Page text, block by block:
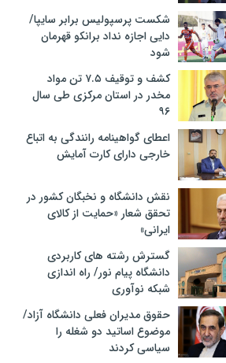
شکست پرسپولیس برابر سایپا/
دایی اجازه نداد برانکو قهرمان
شود
کشف و توقیف ۷.۵ تن مواد
مخدر در استان مرکزی طی سال
۹۶
اعطای گواهینامه رانندگی به اتباع
خارجی دارای کارت آمایش
نقش دانشگاه و نخبگان کشور در
تحقق شعار «حمایت از کالای
ایرانی»
گسترش رشته های کاربردی
دانشگاه پیام نور/ راه اندازی
شبکه نوآوری
حقوق مدیران فعلی دانشگاه آزاد/
موضوع اساتید دو شغله را
سیاسی کردند